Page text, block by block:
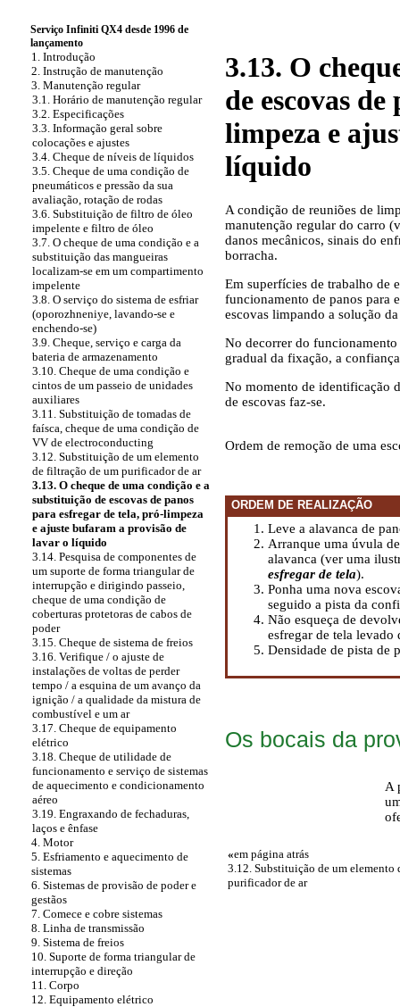
Serviço Infiniti QX4 desde 1996 de
lançamento
1. Introdução
2. Instrução de manutenção
3. Manutenção regular
3.1. Horário de manutenção regular
3.2. Especificações
3.3. Informação geral sobre
colocações e ajustes
3.4. Cheque de níveis de líquidos
3.5. Cheque de uma condição de
pneumáticos e pressão da sua
avaliação, rotação de rodas
3.6. Substituição de filtro de óleo
impelente e filtro de óleo
3.7. O cheque de uma condição e a
substituição das mangueiras
localizam-se em um compartimento
impelente
3.8. O serviço do sistema de esfriar
(oporozhneniye, lavando-se e
enchendo-se)
3.9. Cheque, serviço e carga da
bateria de armazenamento
3.10. Cheque de uma condição e
cintos de um passeio de unidades
auxiliares
3.11. Substituição de tomadas de
faísca, cheque de uma condição de
VV de electroconducting
3.12. Substituição de um elemento
de filtração de um purificador de ar
3.13. O cheque de uma condição e a
substituição de escovas de panos
para esfregar de tela, pró-limpeza
e ajuste bufaram a provisão de
lavar o líquido
3.14. Pesquisa de componentes de
um suporte de forma triangular de
interrupção e dirigindo passeio,
cheque de uma condição de
coberturas protetoras de cabos de
poder
3.15. Cheque de sistema de freios
3.16. Verifique / o ajuste de
instalações de voltas de perder
tempo / a esquina de um avanço da
ignição / a qualidade da mistura de
combustível e um ar
3.17. Cheque de equipamento
elétrico
3.18. Cheque de utilidade de
funcionamento e serviço de sistemas
de aquecimento e condicionamento
aéreo
3.19. Engraxando de fechaduras,
laços e ênfase
4. Motor
5. Esfriamento e aquecimento de
sistemas
6. Sistemas de provisão de poder e
gestãos
7. Comece e cobre sistemas
8. Linha de transmissão
9. Sistema de freios
10. Suporte de forma triangular de
interrupção e direção
11. Corpo
12. Equipamento elétrico
3.13. O
de escovas
limpeza e
líquido
A condição de reuniões de
manutenção regular do carro
danos mecânicos, sinais do
borracha.
Em superfícies de trabalho de
funcionamento de panos para
escovas limpando a solução
No decorrer do funcionamento
gradual da fixação, a
No momento de identificação
de escovas faz-se.
Ordem de remoção de uma
ORDEM DE REALIZAÇÃO
Leve a alavanca de
Arranque uma úvula
alavanca (ver uma
esfregar de tela).
Ponha uma nova
seguido a pista da
Não esqueça de
esfregar de tela
Densidade de pista de
Os bocais da
A
«em página atrás
3.12. Substituição de um elemento
purificador de ar